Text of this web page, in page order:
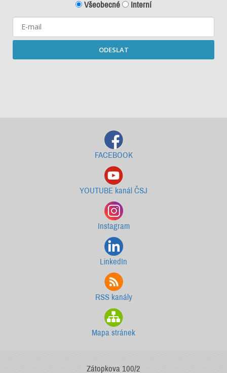
Všeobecné
Interní
ODESLAT
FACEBOOK
YOUTUBE kanál ČSJ
Instagram
LinkedIn
RSS kanály
Mapa stránek
Zátopkova 100/2